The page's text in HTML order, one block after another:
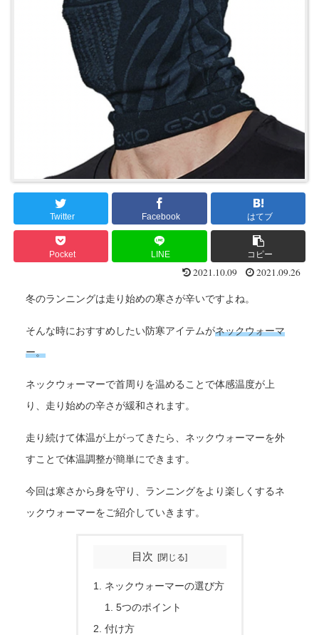
Twitter Facebook はてブ
Pocket LINE コピー
2021.10.09 2021.09.26
冬のランニングは走り始めの寒さが辛いですよね。
そんな時におすすめしたい防寒アイテムがネックウォーマ
ー。
ネックウォーマーで首周りを温めることで体感温度が上
り、走り始めの辛さが緩和されます。
走り続けて体温が上がってきたら、ネックウォーマーを外
すことで体温調整が簡単にできます。
今回は寒さから身を守り、ランニングをより楽しくするネ
ックウォーマーをご紹介していきます。
目次
ネックウォーマーの選び方
5つのポイント
付け方